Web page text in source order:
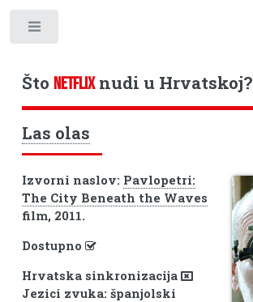
Što NETFLIXnudi u Hrvatskoj?
Las olas
Izvorni naslov: Pavlopetri:
The City Beneath the Waves
film, 2011.
Dostupno
Hrvatska sinkronizacija
Jezici zvuka: španjolski